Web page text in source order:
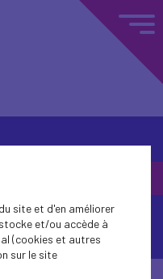
site et d'en améliorer
et/ou accède à
(cookies et autres
sur le site